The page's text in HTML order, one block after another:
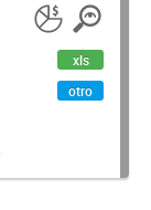
xls
otro